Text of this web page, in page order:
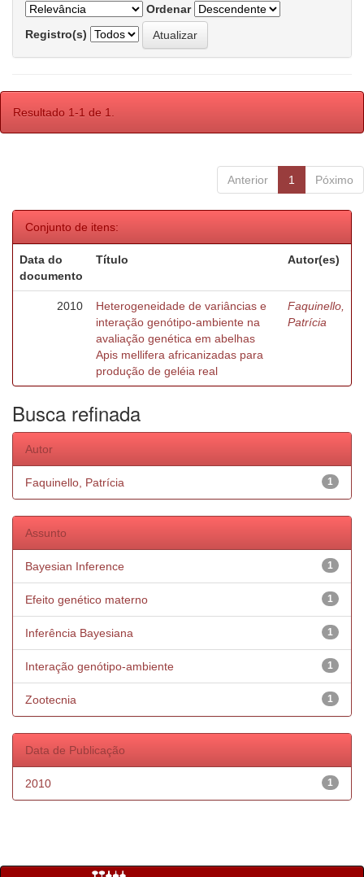
Ordenar
Registro(s)
Resultado 1-1 de 1.
Anterior 1 Póximo
Conjunto de itens:
Data do
documento
Título Autor(es)
2010
Heterogeneidade de variâncias e
interação genótipo-ambiente na
avaliação genética em abelhas
Apis mellifera africanizadas para
produção de geléia real
Faquinello,
Patrícia
Busca refinada
Autor
1
Faquinello, Patrícia
Assunto
1
Bayesian Inference
1
Efeito genético materno
1
Inferência Bayesiana
1
Interação genótipo-ambiente
1
Zootecnia
Data de Publicação
1
2010